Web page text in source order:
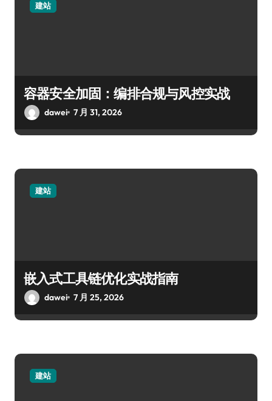
建站
容器安全加固：编排合规与风控实战
dawei 7 月 31, 2026
建站
嵌入式工具链优化实战指南
dawei 7 月 25, 2026
建站